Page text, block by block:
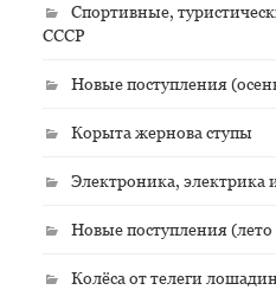
Спортивные,
СССР
Новые поступления
Корыта жернова ступы
Электроника, электрика
Новые поступления
Колёса от телеги